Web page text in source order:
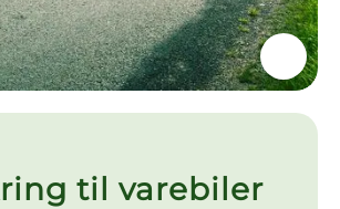
til varebiler